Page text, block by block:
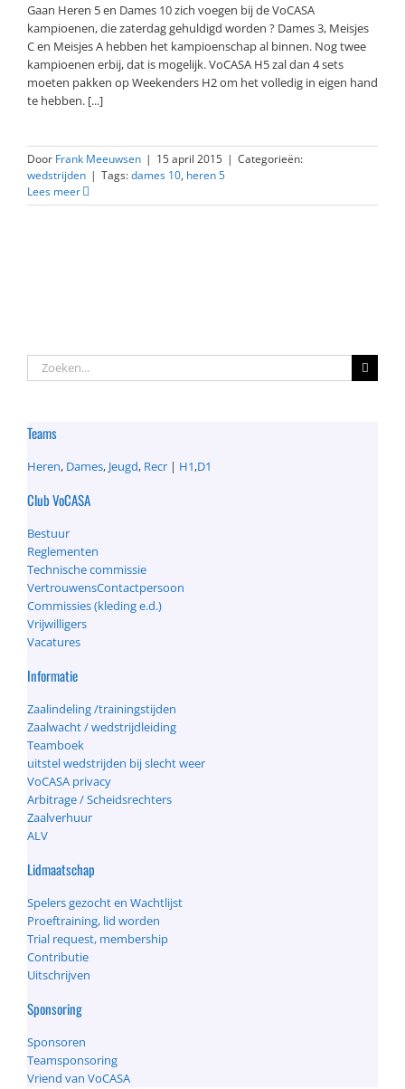
Gaan Heren 5 en Dames 10 zich voegen bij de VoCASA
kampioenen, die zaterdag gehuldigd worden ? Dames 3, Meisjes
C en Meisjes A hebben het kampioenschap al binnen. Nog twee
kampioenen erbij, dat is mogelijk. VoCASA H5 zal dan 4 sets
moeten pakken op Weekenders H2 om het volledig in eigen hand
te hebben. [...]
Door Frank Meeuwsen | 15 april 2015 | Categorieën:
wedstrijden | Tags:dames 10, heren 5
Lees meer
Zoeken
naar:
Teams
Heren, Dames, Jeugd, Recr | H1,D1
Club VoCASA
Bestuur
Reglementen
Technische commissie
VertrouwensContactpersoon
Commissies (kleding e.d.)
Vrijwilligers
Vacatures
Informatie
Zaalindeling /trainingstijden
Zaalwacht / wedstrijdleiding
Teamboek
uitstel wedstrijden bij slecht weer
VoCASA privacy
Arbitrage / Scheidsrechters
Zaalverhuur
ALV
Lidmaatschap
Spelers gezocht en Wachtlijst
Proeftraining, lid worden
Trial request, membership
Contributie
Uitschrijven
Sponsoring
Sponsoren
Teamsponsoring
Vriend van VoCASA